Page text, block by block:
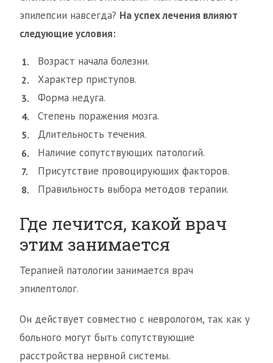
эпилепсии навсегда? На успех лечения влияют
следующие условия:
Возраст начала болезни.
Характер приступов.
Форма недуга.
Степень поражения мозга.
Длительность течения.
Наличие сопутствующих патологий.
Присутствие провоцирующих факторов.
Правильность выбора методов терапии.
Где лечится, какой врач
этим занимается
Терапией патологии занимается врач
эпилептолог.
Он действует совместно с неврологом, так как у
больного могут быть сопутствующие
расстройства нервной системы.